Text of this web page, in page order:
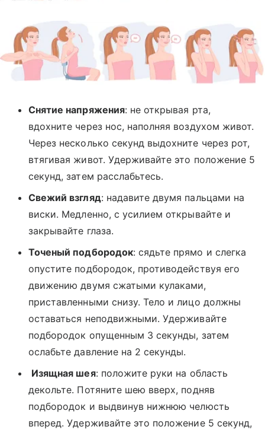
Снятие напряжения: не открывая рта,
вдохните через нос, наполняя воздухом живот.
Через несколько секунд выдохните через рот,
втягивая живот. Удерживайте это положение 5
секунд, затем расслабьтесь.
Свежий взгляд: надавите двумя пальцами на
виски. Медленно, с усилием открывайте и
закрывайте глаза.
Точеный подбородок: сядьте прямо и слегка
опустите подбородок, противодействуя его
движению двумя сжатыми кулаками,
приставленными снизу. Тело и лицо должны
оставаться неподвижными. Удерживайте
подбородок опущенным 3 секунды, затем
ослабьте давление на 2 секунды.
Изящная шея: положите руки на область
декольте. Потяните шею вверх, подняв
подбородок и выдвинув нижнюю челюсть
вперед. Удерживайте это положение 5 секунд,